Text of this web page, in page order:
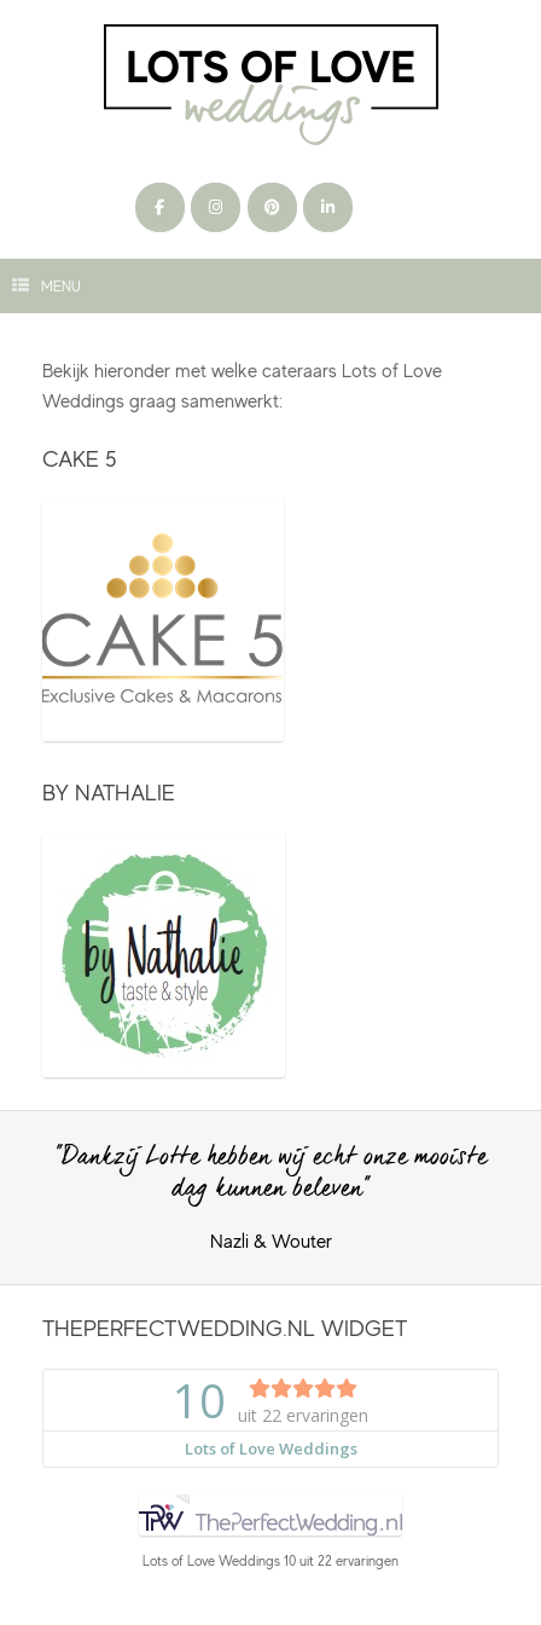
MENU
Bekijk hieronder met welke cateraars Lots of Love
Weddings graag samenwerkt:
CAKE 5
BY NATHALIE
"Dankzij Lotte hebben wij echt onze mooiste
dag kunnen beleven"
Nazli & Wouter
THEPERFECTWEDDING.NL WIDGET
Lots of Love Weddings 10 uit 22 ervaringen